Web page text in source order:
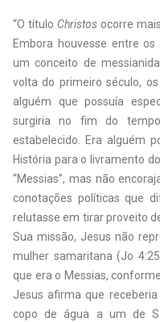
“O título Christos ocorre
Embora houvesse entre
um conceito de
volta do primeiro século,
alguém que possuía
surgiria no fim do
estabelecido. Era alguém
História para o livramento
“Messias”, mas não
conotações políticas que
relutasse em tirar proveito
Sua missão, Jesus não
mulher samaritana (Jo
que era o Messias,
Jesus afirma que
copo de água a um de